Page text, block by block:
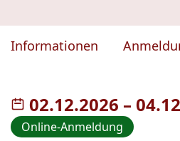
Informationen
02.12.2026 – bis
Online-Anmeldung